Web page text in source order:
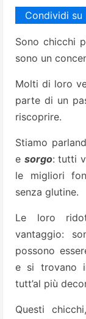
Condividi su
Sono chicchi
sono un
Molti di loro
parte di un
riscoprire.
Stiamo
e sorgo: tutti
le migliori
senza glutine.
Le loro
vantaggio:
possono
e si trovano
tutt’al più
Questi